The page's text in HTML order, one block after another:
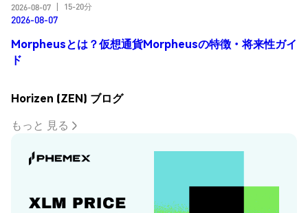
2026-08-07
15-20分
2026-08-07
Morpheusとは？仮想通貨Morpheusの特徴・将来性ガイ
ド
Horizen (ZEN) ブログ
もっと 見る